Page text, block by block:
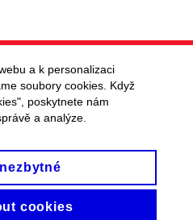
a k personalizaci
soubory cookies. Když
poskytnete nám
a analýze.
cookies